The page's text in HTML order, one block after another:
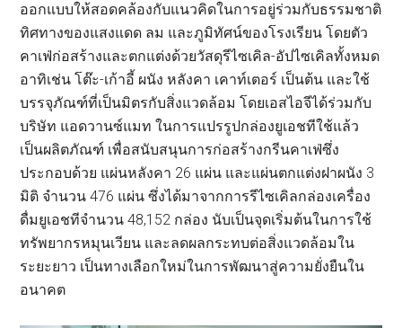
ออกแบบให้สอดคล้องกับแนวคิดในการอยู่ร่วมกับธรรมชาติ
ทิศทางของแสงแดด ลม และภูมิทัศน์ของโรงเรียน โดยตัว
คาเฟ่ก่อสร้างและตกแต่งด้วยวัสดุรีไซเคิล-อัปไซเคิลทั้งหมด
อาทิเช่น โต๊ะ-เก้าอี้ ผนัง หลังคา เคาท์เตอร์ เป็นต้น และใช้
บรรจุภัณฑ์ที่เป็นมิตรกับสิ่งแวดล้อม โดยเอสไอจีได้ร่วมกับ
บริษัท แอดวานซ์แมท ในการแปรรูปกล่องยูเอชทีใช้แล้ว
เป็นผลิตภัณฑ์ เพื่อสนับสนุนการก่อสร้างกรีนคาเฟ่ซึ่ง
ประกอบด้วย แผ่นหลังคา 26 แผ่น และแผ่นตกแต่งฝาผนัง 3
มิติ จำนวน 476 แผ่น ซึ่งได้มาจากการรีไซเคิลกล่องเครื่อง
ดื่มยูเอชทีจำนวน 48,152 กล่อง นับเป็นจุดเริ่มต้นในการใช้
ทรัพยากรหมุนเวียน และลดผลกระทบต่อสิ่งแวดล้อมใน
ระยะยาว เป็นทางเลือกใหม่ในการพัฒนาสู่ความยั่งยืนใน
อนาคต